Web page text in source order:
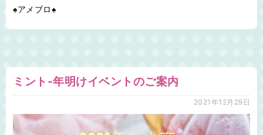
♠アメブロ♠
ミント-年明けイベントのご案内
2021年12月29日